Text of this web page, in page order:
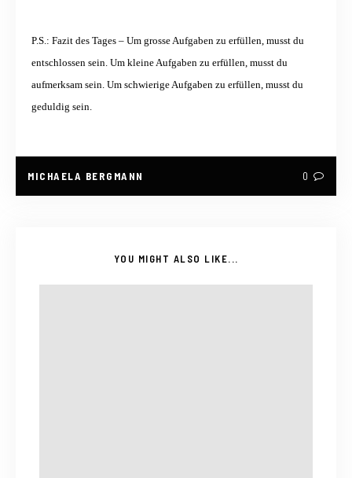
P.S.: Fazit des Tages – Um grosse Aufgaben zu erfüllen, musst du
entschlossen sein. Um kleine Aufgaben zu erfüllen, musst du
aufmerksam sein. Um schwierige Aufgaben zu erfüllen, musst du
geduldig sein.
MICHAELA BERGMANN 0
YOU MIGHT ALSO LIKE...